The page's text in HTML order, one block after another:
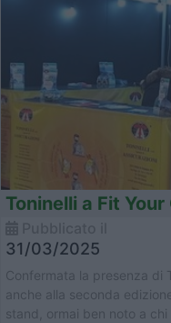
Toninelli a Fit
31/03/2025
Confermata la presenza di
anche alla seconda
stand, ormai ben noto a